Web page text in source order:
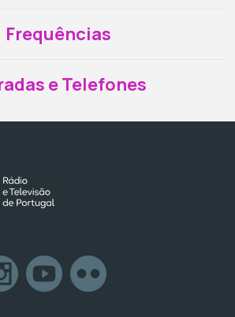
Frequências
e Telefones